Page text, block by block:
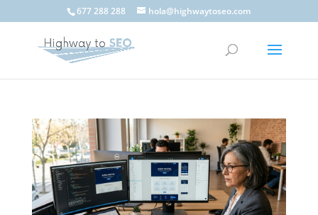
677 288 288 hola@highwaytoseo.com